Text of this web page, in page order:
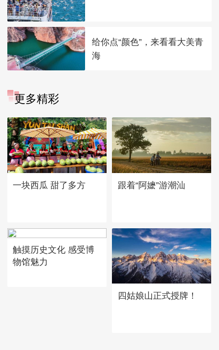
给你点“颜色”，来看看大美青
海
更多精彩
一块西瓜 甜了多方 跟着“阿嬷”游潮汕
触摸历史文化 感受博
物馆魅力
四姑娘山正式授牌！